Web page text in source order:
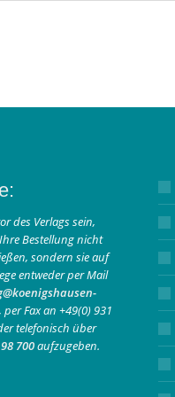
des Verlags sein,
Bestellung nicht
sondern sie auf
entweder per Mail
per Fax an +49(0) 931
telefonisch über
700aufzugeben.